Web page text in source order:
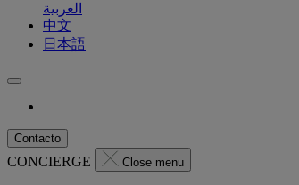
العربية
中文
日本語
Contacto
CONCIERGE Close menu